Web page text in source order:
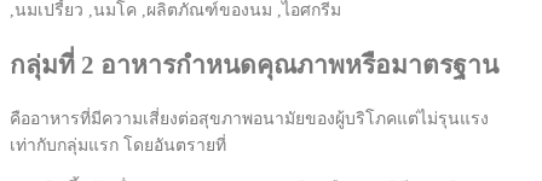
,นมเปรี้ยว ,นมโค ,ผลิตภัณฑ์ของนม ,ไอศกรีม
กลุ่มที่ 2 อาหารกำหนดคุณภาพหรือมาตรฐาน
คืออาหารที่มีความเสี่ยงต่อสุขภาพอนามัยของผู้บริโภคแต่ไม่รุนแรง
เท่ากับกลุ่มแรก โดยอันตรายที่